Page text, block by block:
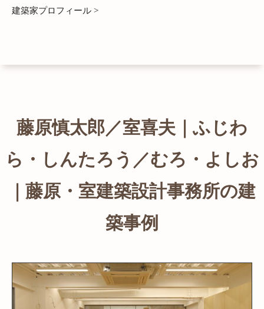
建築家プロフィール >
藤原慎太郎／室喜夫｜ふじわ
ら・しんたろう／むろ・よしお
｜藤原・室建築設計事務所の建
築事例